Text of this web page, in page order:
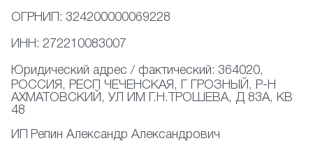
ОГРНИП: 324200000069228
ИНН: 272210083007
Юридический адрес / фактический: 364020,
РОССИЯ, РЕСП ЧЕЧЕНСКАЯ, Г ГРОЗНЫЙ, Р-Н
АХМАТОВСКИЙ, УЛ ИМ Г.Н.ТРОШЕВА, Д 83А, КВ
48
ИП Репин Александр Александрович